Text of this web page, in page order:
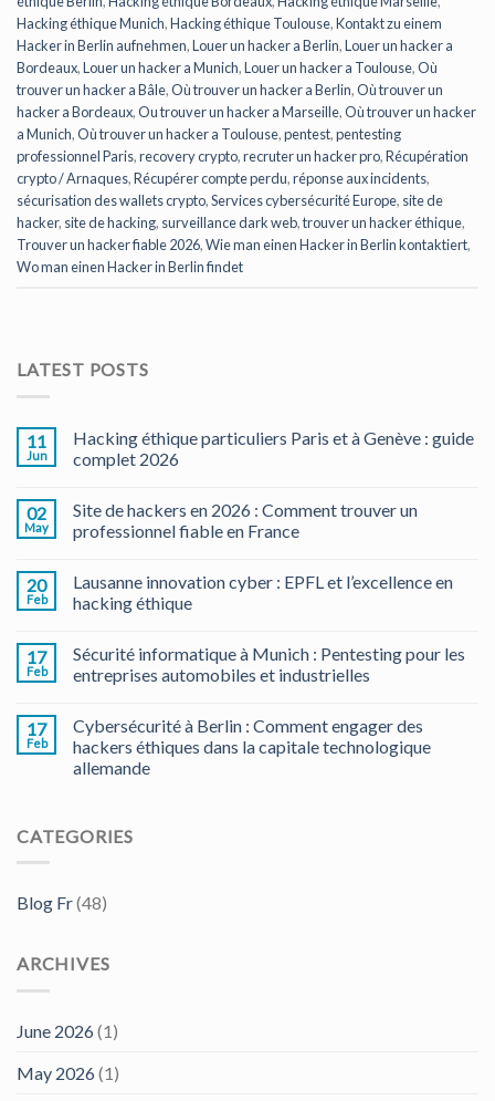
Hacking éthique Munich,Hacking éthique Toulouse,Kontakt zu einem
Hacker in Berlin aufnehmen,Louer un hacker a Berlin,Louer un hacker a
Bordeaux,Louer un hacker a Munich,Louer un hacker a Toulouse,Où
trouver un hacker a Bâle,Où trouver un hacker a Berlin,Où trouver un
hacker a Bordeaux,Ou trouver un hacker a Marseille,Où trouver un hacker
a Munich,Où trouver un hacker a Toulouse,pentest,pentesting
professionnel Paris,recovery crypto,recruter un hacker pro,Récupération
crypto / Arnaques,Récupérer compte perdu,réponse aux incidents,
sécurisation des wallets crypto,Services cybersécurité Europe, site de
hacker, site de hacking, surveillance dark web,trouver un hacker éthique,
Trouver un hacker fiable 2026,Wie man einen Hacker in Berlin kontaktiert,
Wo man einen Hacker in Berlin findet
LATEST POSTS
11
Jun
Hacking éthique particuliers Paris et à Genève : guide
complet 2026
02
May
Site de hackers en 2026 : Comment trouver un
professionnel fiable en France
20
Feb
Lausanne innovation cyber : EPFL et l’excellence en
hacking éthique
17
Feb
Sécurité informatique à Munich : Pentesting pour les
entreprises automobiles et industrielles
17
Feb
Cybersécurité à Berlin : Comment engager des
hackers éthiques dans la capitale technologique
allemande
CATEGORIES
Blog Fr(48)
ARCHIVES
June 2026(1)
May 2026(1)